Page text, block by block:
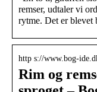
remser, udtaler vi
rytme. Det er
http s://www.bog-
Rim og